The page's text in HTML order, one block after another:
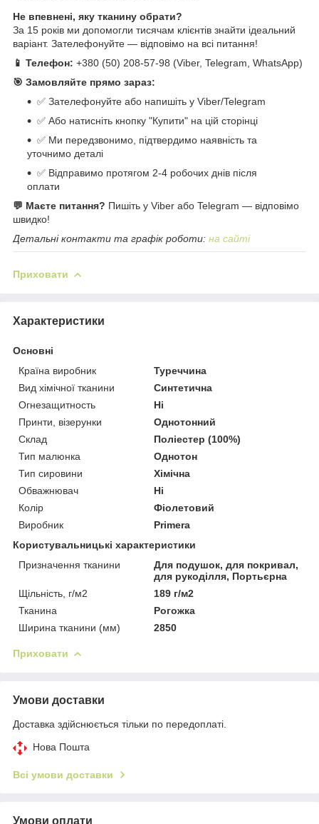
Не впевнені, яку тканину обрати?
За 15 років ми допомогли тисячам клієнтів знайти ідеальний
варіант. Зателефонуйте — відповімо на всі питання!
📱 Телефон: +380 (50) 208-57-98 (Viber, Telegram, WhatsApp)
🎯 Замовляйте прямо зараз:
✅ Зателефонуйте або напишіть у Viber/Telegram
✅ Або натисніть кнопку "Купити" на цій сторінці
✅ Ми передзвонимо, підтвердимо наявність та
уточнимо деталі
✅ Відправимо протягом 2-4 робочих днів після
оплати
💬 Маєте питання? Пишіть у Viber або Telegram — відповімо
швидко!
Детальні контакти та графік роботи: на сайті
Приховати
Характеристики
Основні
Країна виробник
Туреччина
Вид хімічної тканини
Синтетична
Огнезащитность
Ні
Принти, візерунки
Однотонний
Склад
Поліестер (100%)
Тип малюнка
Однотон
Тип сировини
Хімічна
Обважнювач
Ні
Колір
Фіолетовий
Виробник
Primera
Користувальницькі характеристики
Призначення тканини
Для подушок, для покривал,
для рукоділля, Портьєрна
Щільність, г/м2
189 г/м2
Тканина
Рогожка
Ширина тканини (мм)
2850
Приховати
Умови доставки
Доставка здійснюється тільки по передоплаті.
Нова Пошта
Всі умови доставки
Умови оплати